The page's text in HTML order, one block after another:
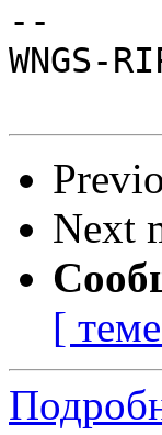
--
WNGS-
Next
[